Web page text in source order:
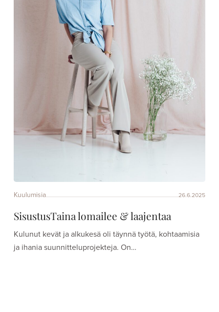
Kuulumisia 26.6.2025
SisustusTaina lomailee & laajentaa
Kulunut kevät ja alkukesä oli täynnä työtä, kohtaamisia
ja ihania suunnitteluprojekteja. On…